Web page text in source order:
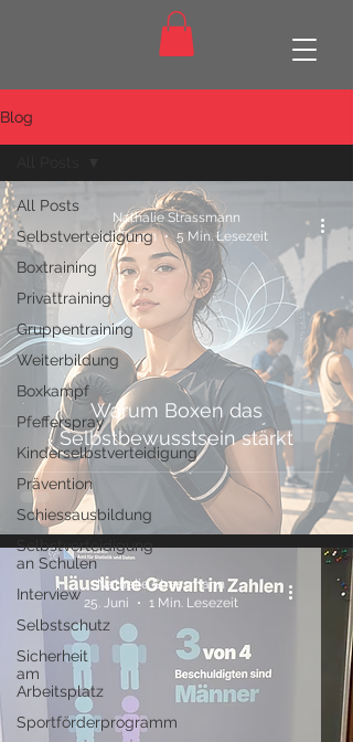
Blog
All Posts
Selbstverteidigung
Boxtraining
Privattraining
Gruppentraining
Weiterbildung
Boxkampf
Pfefferspray
Kinderselbstverteidigung
Prävention
Schiessausbildung
Selbstverteidigung
an Schulen
Interview
Selbstschutz
Sicherheit
am
Arbeitsplatz
Sportförderprogramm
Warum Boxen das
Selbstbewusstsein stärkt
Nathalie Strassmann
vor 5 Tagen
5 Min. Lesezeit
Nathalie Strassmann
25. Juni
1 Min. Lesezeit